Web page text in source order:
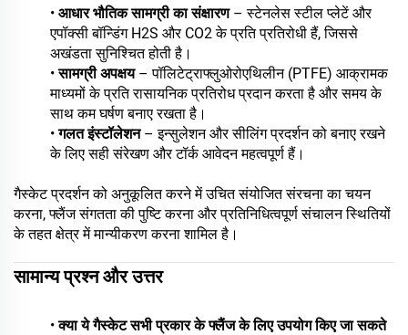
• आधार भौतिक सामग्री का संक्षारण – स्टेनलेस स्टील प्लेटें और
एपॉक्सी बॉन्डिंग H2S और CO2 के प्रति प्रतिरोधी हैं, जिससे
अखंडता सुनिश्चित होती है।
•सामग्री अपक्षय – पॉलिटेट्राफ्लुओरोएथिलीन (PTFE) आक्रामक
माध्यमों के प्रति रासायनिक प्रतिरोध प्रदान करता है और समय के
साथ कम घर्षण बनाए रखता है।
•गलत इंस्टॉलेशन – इन्सुलेशन और सीलिंग प्रदर्शन को बनाए रखने
के लिए सही संरेखण और टॉर्क आवेदन महत्वपूर्ण हैं।
गैस्केट प्रदर्शन को अनुकूलित करने में उचित संयोजित संरचना का चयन
करना, फ्लैंज संगतता की पुष्टि करना और प्रतिनिधित्वपूर्ण संचालन स्थितियों
के तहत क्षेत्र में मान्यीकरण करना शामिल है।
सामान्य प्रश्न और उत्तर
•क्या ये गैस्केट सभी प्रकार के फ्लैंज के लिए उपयोग किए जा सकते